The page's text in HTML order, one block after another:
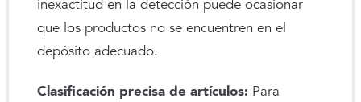
inexactitud en la detección puede ocasionar
que los productos no se encuentren en el
depósito adecuado.
Clasificación precisa de artículos: Para